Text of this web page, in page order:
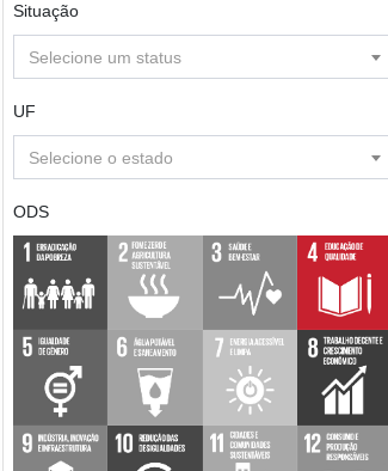
Situação
Selecione um status
UF
Selecione o estado
ODS